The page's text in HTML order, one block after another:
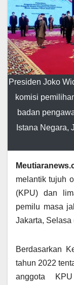
Presiden Joko
komisi
badan
Istana Negara,
melantik tujuh
(KPU) dan
pemilu masa
Jakarta, Selasa
Berdasarkan
tahun 2022
anggota